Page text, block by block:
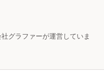
グラファーが運営していま